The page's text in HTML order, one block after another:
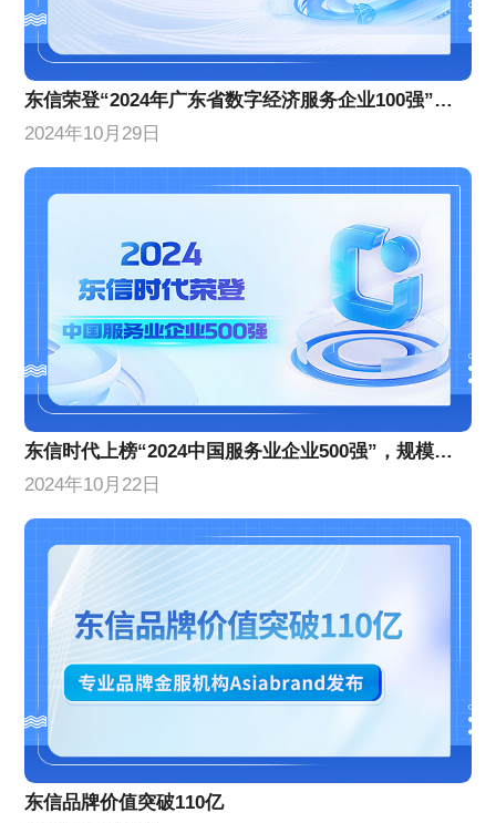
东信荣登“2024年广东省数字经济服务企业100强”榜单，位列第10名！
2024年10月29日
东信时代上榜“2024中国服务业企业500强”，规模实力稳步增长
2024年10月22日
东信品牌价值突破110亿